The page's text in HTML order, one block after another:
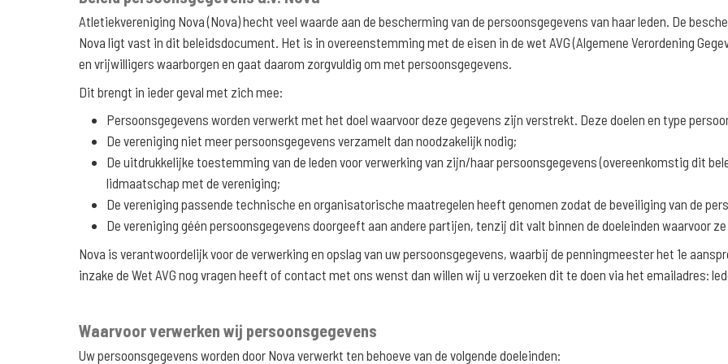
Atletiekvereniging Nova (Nova) hecht veel waarde aan de bescherming van de persoonsgegevens van haar leden. De
Nova ligt vast in dit beleidsdocument. Het is in overeenstemming met de eisen in de wet AVG (Algemene Verordening
en vrijwilligers waarborgen en gaat daarom zorgvuldig om met persoonsgegevens.
Dit brengt in ieder geval met zich mee:
Persoonsgegevens worden verwerkt met het doel waarvoor deze gegevens zijn verstrekt. Deze doelen en type
De vereniging niet meer persoonsgegevens verzamelt dan noodzakelijk nodig;
De uitdrukkelijke toestemming van de leden voor verwerking van zijn/haar persoonsgegevens (overeenkomstig dit
lidmaatschap met de vereniging;
De vereniging passende technische en organisatorische maatregelen heeft genomen zodat de beveiliging van de
De vereniging géén persoonsgegevens doorgeeft aan andere partijen, tenzij dit valt binnen de doeleinden waarvoor
Nova is verantwoordelijk voor de verwerking en opslag van uw persoonsgegevens, waarbij de penningmeester het 1e
inzake de Wet AVG nog vragen heeft of contact met ons wenst dan willen wij u verzoeken dit te doen via het emailadres:
Waarvoor verwerken wij persoonsgegevens
Uw persoonsgegevens worden door Nova verwerkt ten behoeve van de volgende doeleinden: